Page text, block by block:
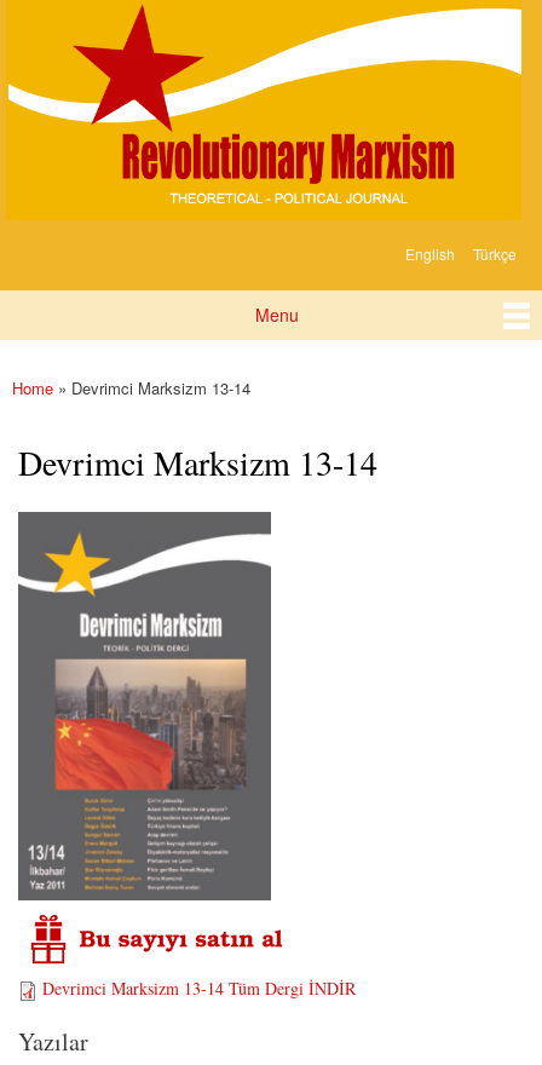
content
Marksizm
English Türkçe
Menu
You are here
Home » Devrimci Marksizm 13-14
Devrimci Marksizm 13-14
Devrimci Marksizm 13-14 Tüm Dergi İNDİR
Yazılar